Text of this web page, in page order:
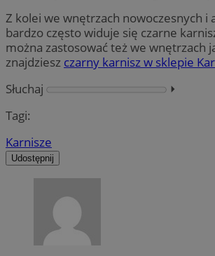
Z kolei we wnętrzach nowoczesnych i
bardzo często widuje się czarne
można zastosować też we wnętrzach
znajdziesz czarny karnisz w sklepie
Słuchaj
⏵︎
Tagi:
Karnisze
Udostępnij